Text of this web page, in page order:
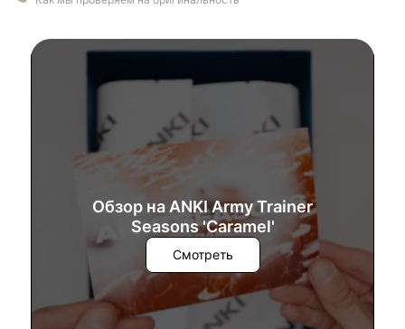
Обзор на ANKI Army Trainer
Seasons 'Caramel'
Смотреть